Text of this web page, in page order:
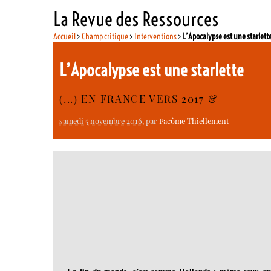
La Revue des Ressources
Accueil>Champ critique> Interventions> L’Apocalypse est une
L’Apocalypse est une starlette
(...) EN FRANCE VERS 2017 &
samedi 5 novembre 2016, parPacôme Thiellement